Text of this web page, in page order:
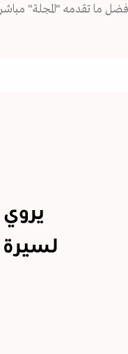
ما تقدمه "المجلة"
لسيرة